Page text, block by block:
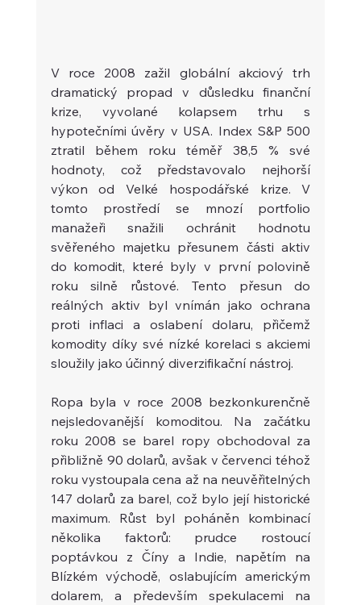
V roce 2008 zažil globální akciový trh
dramatický propad v důsledku finanční
krize, vyvolané kolapsem trhu s
hypotečními úvěry v USA. Index S&P 500
ztratil během roku téměř 38,5 % své
hodnoty, což představovalo nejhorší
výkon od Velké hospodářské krize. V
tomto prostředí se mnozí portfolio
manažeři snažili ochránit hodnotu
svěřeného majetku přesunem části aktiv
do komodit, které byly v první polovině
roku silně růstové. Tento přesun do
reálných aktiv byl vnímán jako ochrana
proti inflaci a oslabení dolaru, přičemž
komodity díky své nízké korelaci s akciemi
sloužily jako účinný diverzifikační nástroj.
Ropa byla v roce 2008 bezkonkurenčně
nejsledovanější komoditou. Na začátku
roku 2008 se barel ropy obchodoval za
přibližně 90 dolarů, avšak v červenci téhož
roku vystoupala cena až na neuvěřitelných
147 dolarů za barel, což bylo její historické
maximum. Růst byl poháněn kombinací
několika faktorů: prudce rostoucí
poptávkou z Číny a Indie, napětím na
Blízkém východě, oslabujícím americkým
dolarem, a především spekulacemi na